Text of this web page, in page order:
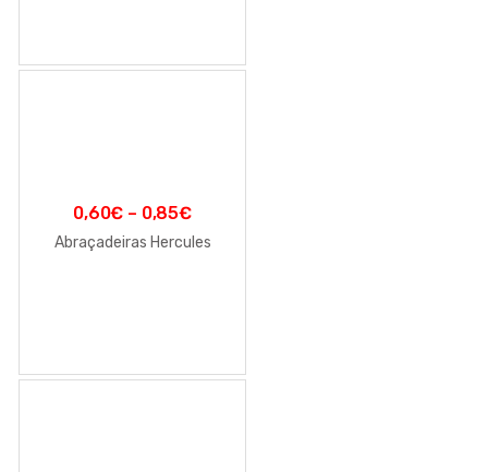
0,60€ – 0,85€
Abraçadeiras Hercules